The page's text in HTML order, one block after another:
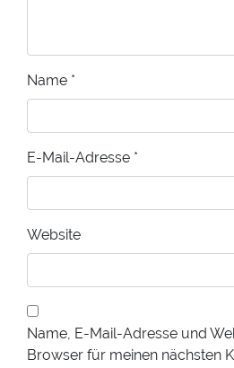
Name *
E-Mail-Adresse *
Website
Name, E-Mail-Adresse und
Browser für meinen nächsten